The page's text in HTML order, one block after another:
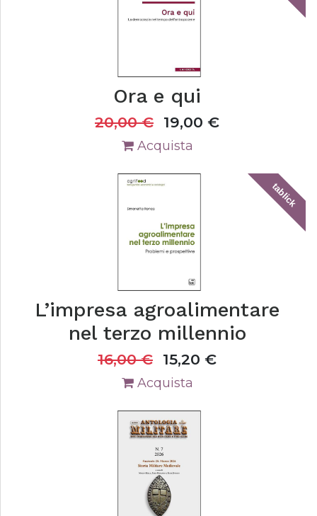
Ora e qui
20,00€ 19,00 €
Acquista
tablick
L’impresa agroalimentare
nel terzo millennio
16,00€ 15,20 €
Acquista